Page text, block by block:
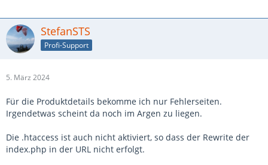
StefanSTS
Profi-Support
5. März 2024
Für die Produktdetails bekomme ich nur Fehlerseiten.
Irgendetwas scheint da noch im Argen zu liegen.
Die .htaccess ist auch nicht aktiviert, so dass der Rewrite der
index.php in der URL nicht erfolgt.